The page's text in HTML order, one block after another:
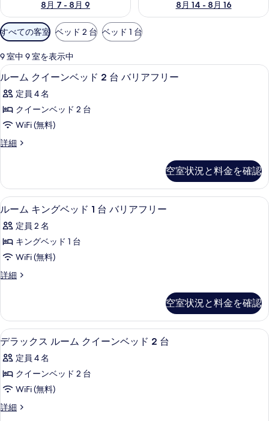
8月 7 - 8月 9
8月 14 - 8月 16
利
用
可
能
な
客
室
の
り
条
件
すべての客室 ベッド 2 台 ベッド 1 台
9 室中 9 室を表示中
ル
ー
ム
ク
ー
ベ
ッ
ド
2
台
バ
リ
リ
ー
の
す
べ
て
の
高級寝具、羽毛の掛け布団、ピロー
7
ルーム クイーンベッド 2 台 バリアフリー
定員 4 名
クイーンベッド 2 台
WiFi (無料)
詳細
ル
イ
ー
ン
ッ
ド
台
バ
リ
リ
の
詳
細
空室状況と料金を確認
ル
ー
ム
キ
グ
ッ
ド
1
台
バ
リ
ア
高級寝具、羽毛の掛け布団、ピロー
8
ルーム キングベッド 1 台 バリアフリー
定員 2 名
キングベッド 1 台
WiFi (無料)
詳細
ル
ン
グ
ベ
ド
バ
リ
ア
空室状況と料金を確認
デ
ラ
ッ
ク
ル
高級寝具、羽毛の掛け布団、ピロー
7
デラックス ルーム クイーンベッド 2 台
定員 4 名
クイーンベッド 2 台
WiFi (無料)
詳細
デ